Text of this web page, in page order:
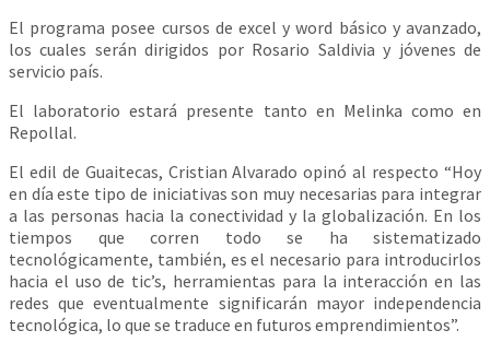
El programa posee cursos de excel y word básico y avanzado,
los cuales serán dirigidos por Rosario Saldivia y jóvenes de
servicio país.
El laboratorio estará presente tanto en Melinka como en
Repollal.
El edil de Guaitecas, Cristian Alvarado opinó al respecto “Hoy
en día este tipo de iniciativas son muy necesarias para integrar
a las personas hacia la conectividad y la globalización. En los
tiempos que corren todo se ha sistematizado
tecnológicamente, también, es el necesario para introducirlos
hacia el uso de tic’s, herramientas para la interacción en las
redes que eventualmente significarán mayor independencia
tecnológica, lo que se traduce en futuros emprendimientos”.